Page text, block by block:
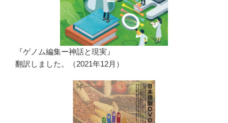
『ゲノム編集ー神話と現実』
翻訳しました。（2021年12月）